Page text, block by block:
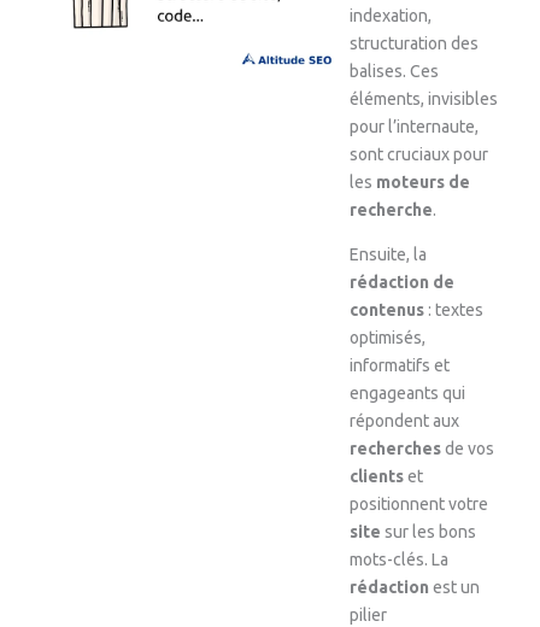
indexation,
structuration des
balises. Ces
éléments, invisibles
pour l’internaute,
sont cruciaux pour
les moteurs de
recherche.
Ensuite, la
rédaction de
contenus: textes
optimisés,
informatifs et
engageants qui
répondent aux
recherchesde vos
clientset
positionnent votre
site sur les bons
mots-clés. La
rédaction est un
pilier